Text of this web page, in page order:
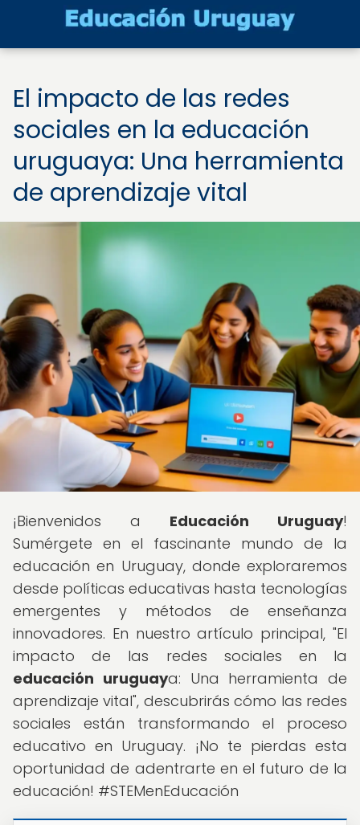
El impacto de las redes
sociales en la educación
uruguaya: Una herramienta
de aprendizaje vital
¡Bienvenidos a Educación Uruguay!
Sumérgete en el fascinante mundo de la
educación en Uruguay, donde exploraremos
desde políticas educativas hasta tecnologías
emergentes y métodos de enseñanza
innovadores. En nuestro artículo principal, "El
impacto de las redes sociales en la
educación uruguaya: Una herramienta de
aprendizaje vital", descubrirás cómo las redes
sociales están transformando el proceso
educativo en Uruguay. ¡No te pierdas esta
oportunidad de adentrarte en el futuro de la
educación! #STEMenEducación